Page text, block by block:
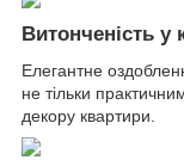
Витонченість у
Елегантне
не тільки
декору квартири.